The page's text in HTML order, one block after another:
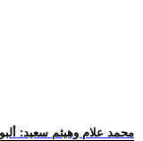
.. محمد علام وهيثم سعيد: